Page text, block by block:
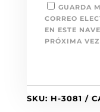
GUARDA
CORREO
EN ESTE
PRÓXIMA
SKU: H-3081